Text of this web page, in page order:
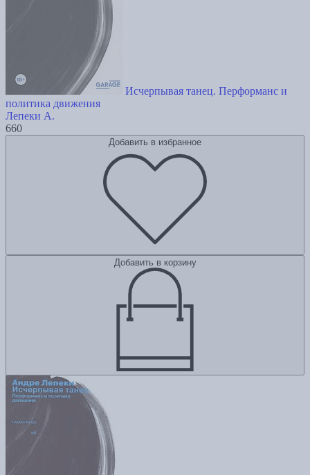
Исчерпывая танец. Перформанс и
политика движения
Лепеки А.
660
Добавить в избранное
Добавить в корзину